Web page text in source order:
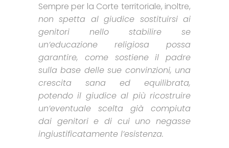
Sempre per la Corte territoriale, inoltre,
non spetta al giudice sostituirsi ai
genitori nello stabilire se
un’educazione religiosa possa
garantire, come sostiene il padre
sulla base delle sue convinzioni, una
crescita sana ed equilibrata,
potendo il giudice al più ricostruire
un’eventuale scelta già compiuta
dai genitori e di cui uno negasse
ingiustificatamente l’esistenza.